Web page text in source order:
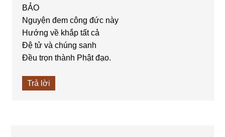
BẢO
Nguyện đem công đức này
Hướng về khắp tất cả
Đệ tử và chúng sanh
Đều trọn thành Phật đạo.
Trả lời